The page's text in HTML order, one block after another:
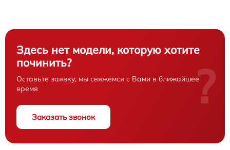
Здесь нет модели, которую хотите
починить?
Оставьте заявку, мы свяжемся с Вами в ближайшее
время
Заказать звонок
?